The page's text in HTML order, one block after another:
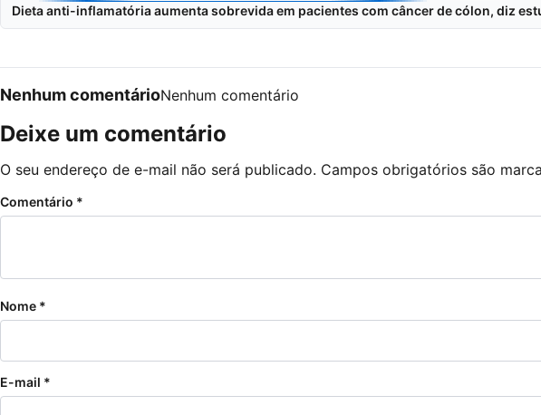
Dieta anti-inflamatória aumenta sobrevida em pacientes com câncer de cólon, diz
Nenhum comentárioNenhum comentário
Deixe um comentário
O seu endereço de e-mail não será publicado. Campos obrigatórios são
Comentário *
Nome *
E-mail *